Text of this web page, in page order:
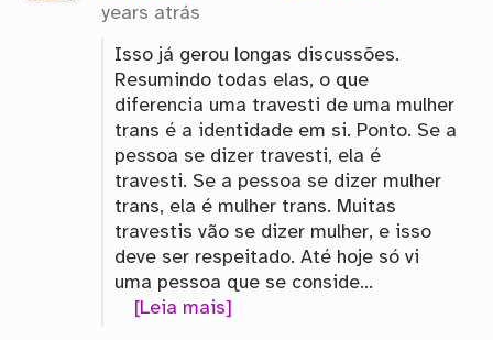
years atrás
Isso já gerou longas discussões.
Resumindo todas elas, o que
diferencia uma travesti de uma mulher
trans é a identidade em si. Ponto. Se a
pessoa se dizer travesti, ela é
travesti. Se a pessoa se dizer mulher
trans, ela é mulher trans. Muitas
travestis vão se dizer mulher, e isso
deve ser respeitado. Até hoje só vi
uma pessoa que se conside…
[Leia mais]